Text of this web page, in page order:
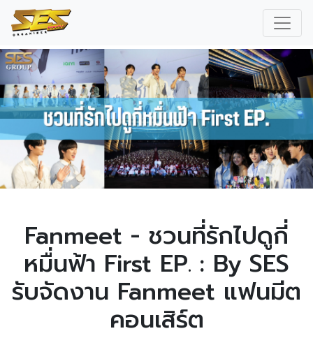
Fanmeet - ชวนที่รักไปดูกี่
หมื่นฟ้า First EP. : By SES
รับจัดงาน Fanmeet แฟนมีต
คอนเสิร์ต